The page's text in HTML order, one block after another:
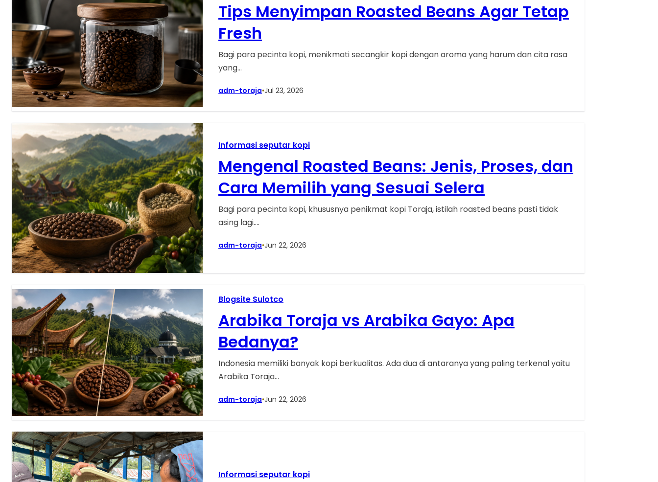
Tips Menyimpan Roasted Beans Agar Tetap
Fresh
Bagi para pecinta kopi, menikmati secangkir kopi dengan aroma yang harum dan cita rasa
yang…
adm-toraja•Jul 23, 2026
Informasi seputar kopi
Mengenal Roasted Beans: Jenis, Proses, dan
Cara Memilih yang Sesuai Selera
Bagi para pecinta kopi, khususnya penikmat kopi Toraja, istilah roasted beans pasti tidak
asing lagi.…
adm-toraja•Jun 22, 2026
Blogsite Sulotco
Arabika Toraja vs Arabika Gayo: Apa
Bedanya?
Indonesia memiliki banyak kopi berkualitas. Ada dua di antaranya yang paling terkenal yaitu
Arabika Toraja…
adm-toraja•Jun 22, 2026
Informasi seputar kopi